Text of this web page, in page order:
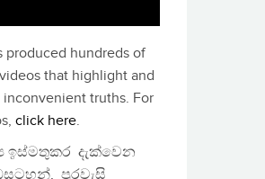
produced hundreds of
that highlight and
truths. For
click here.
ඉස්මතුකර දැක්වෙන
පුරවැසි